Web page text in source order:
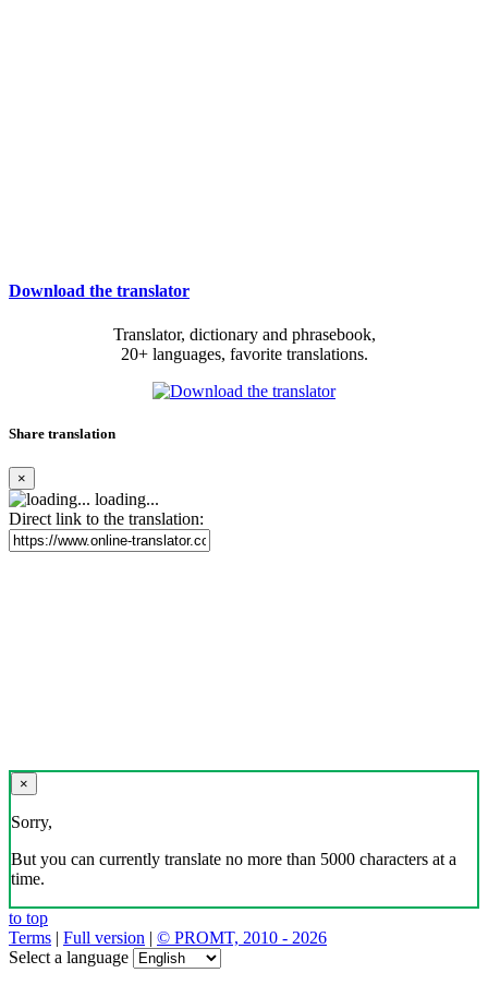
Download the translator
Translator, dictionary and phrasebook,
20+ languages, favorite translations.
Share translation
×
loading...
Direct link to the translation:
×
Sorry,
But you can currently translate no more than 5000 characters at a
time.
to top
Terms | Full version | © PROMT, 2010 - 2026
Select a language